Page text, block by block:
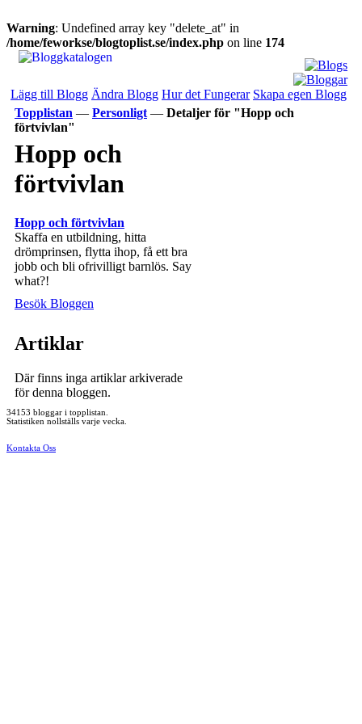
Warning: Undefined array key "delete_at" in
/home/feworkse/blogtoplist.se/index.php on line 174
Lägg till Blogg Ändra Blogg Hur det Fungerar Skapa egen Blogg
Topplistan — Personligt — Detaljer för "Hopp och
förtvivlan"
Hopp och
förtvivlan
Hopp och förtvivlan
Skaffa en utbildning, hitta
drömprinsen, flytta ihop, få ett bra
jobb och bli ofrivilligt barnlös. Say
what?!
Besök Bloggen
Artiklar
Där finns inga artiklar arkiverade
för denna bloggen.
34153 bloggar i topplistan.
Statistiken nollställs varje vecka.
Kontakta Oss